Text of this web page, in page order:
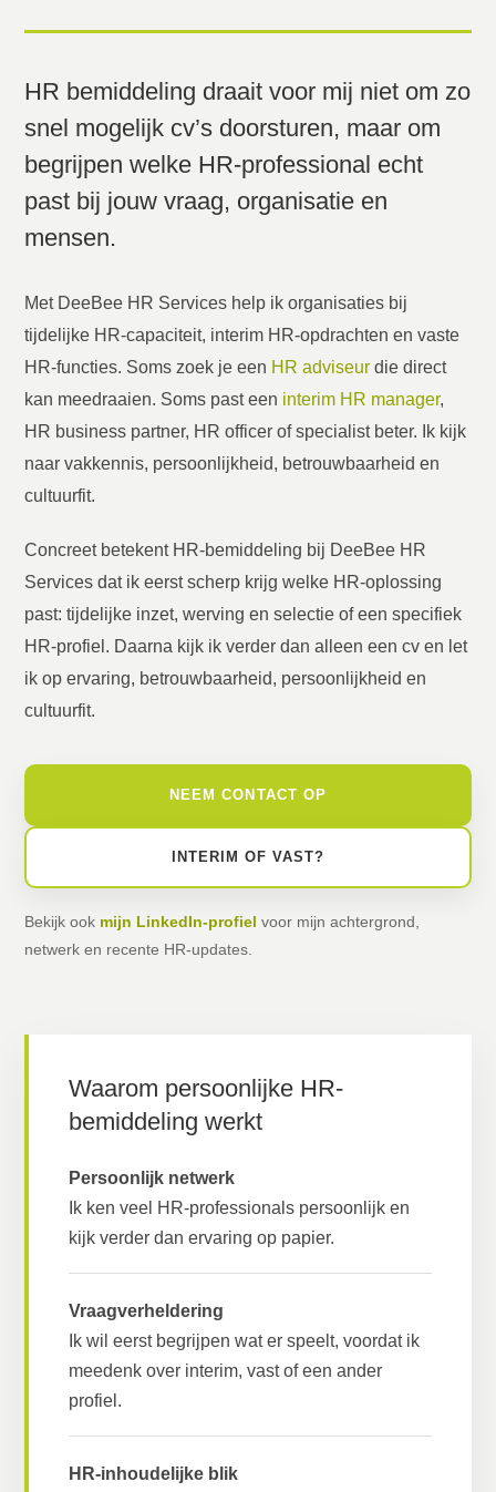
HR bemiddeling draait voor mij niet om zo
snel mogelijk cv’s doorsturen, maar om
begrijpen welke HR-professional echt
past bij jouw vraag, organisatie en
mensen.
Met DeeBee HR Services help ik organisaties bij
tijdelijke HR-capaciteit, interim HR-opdrachten en vaste
HR-functies. Soms zoek je een HR adviseur die direct
kan meedraaien. Soms past een interim HR manager,
HR business partner, HR officer of specialist beter. Ik kijk
naar vakkennis, persoonlijkheid, betrouwbaarheid en
cultuurfit.
Concreet betekent HR-bemiddeling bij DeeBee HR
Services dat ik eerst scherp krijg welke HR-oplossing
past: tijdelijke inzet, werving en selectie of een specifiek
HR-profiel. Daarna kijk ik verder dan alleen een cv en let
ik op ervaring, betrouwbaarheid, persoonlijkheid en
cultuurfit.
NEEM CONTACT OP
INTERIM OF VAST?
Bekijk ook mijn LinkedIn-profiel voor mijn achtergrond,
netwerk en recente HR-updates.
Waarom persoonlijke HR-
bemiddeling werkt
Persoonlijk netwerk
Ik ken veel HR-professionals persoonlijk en
kijk verder dan ervaring op papier.
Vraagverheldering
Ik wil eerst begrijpen wat er speelt, voordat ik
meedenk over interim, vast of een ander
profiel.
HR-inhoudelijke blik